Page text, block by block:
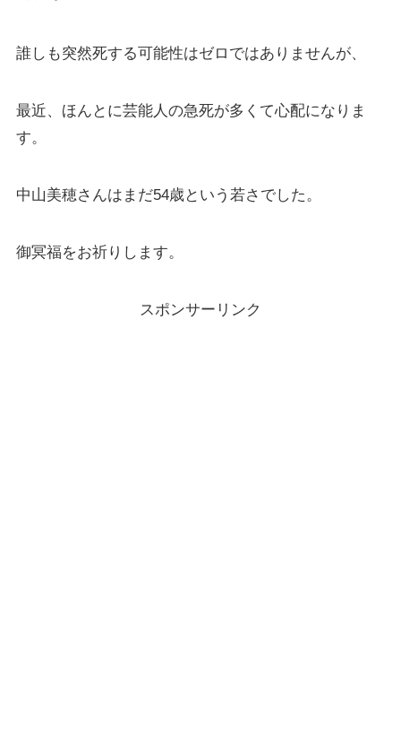
誰しも突然死する可能性はゼロではありませんが、
最近、ほんとに芸能人の急死が多くて心配になりま
す。
中山美穂さんはまだ54歳という若さでした。
御冥福をお祈りします。
スポンサーリンク